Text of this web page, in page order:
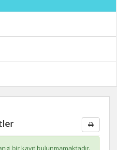
bir kayıt bulunmamaktadır.